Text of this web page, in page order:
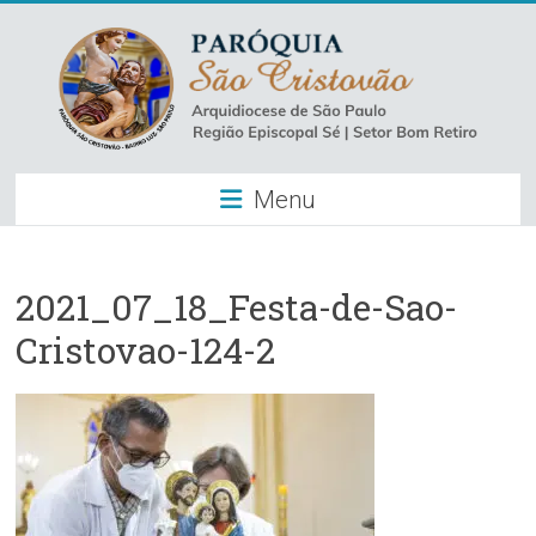
content
Paróquia
São
–
Luz
Arquidiocese
São
Paulo
–
Menu
2021_07_18_Festa-de-Sao-
Cristovao-124-2